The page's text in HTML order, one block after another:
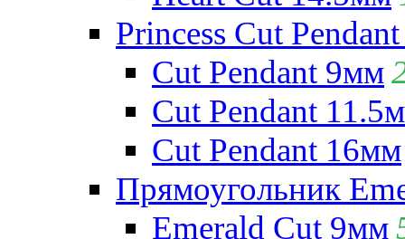
Princess Cut
Cut Pendant 9мм
Cut Pendant
Cut Pendant 16мм
Прямоугольник
Emerald Cut 9мм